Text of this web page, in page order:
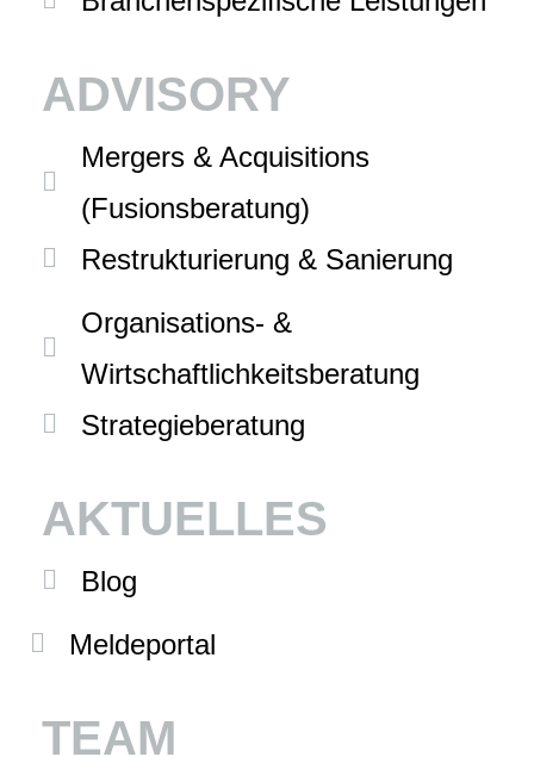
ADVISORY
Mergers & Acquisitions
(Fusionsberatung)
Restrukturierung & Sanierung
Organisations- &
Wirtschaftlichkeitsberatung
Strategieberatung
AKTUELLES
Blog
Meldeportal
TEAM